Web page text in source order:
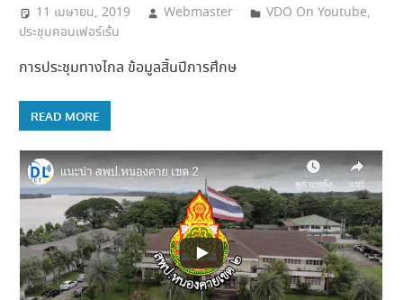
11 เมษายน, 2019 Webmaster VDO On Youtube,
ประชุมคอนเฟอร์เร้น
การประชุมทางไกล ข้อมูลสิ้นปีการศึกษ
READ MORE